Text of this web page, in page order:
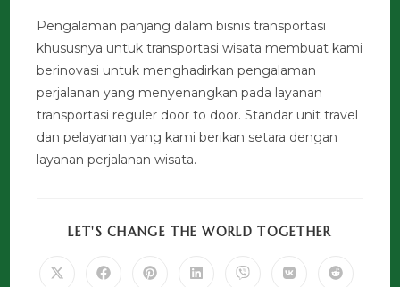
Pengalaman panjang dalam bisnis transportasi
khususnya untuk transportasi wisata membuat kami
berinovasi untuk menghadirkan pengalaman
perjalanan yang menyenangkan pada layanan
transportasi reguler door to door. Standar unit travel
dan pelayanan yang kami berikan setara dengan
layanan perjalanan wisata.
LET'S CHANGE THE WORLD TOGETHER